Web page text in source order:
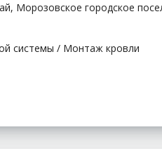
Морозовское городское
системы / Монтаж кровли